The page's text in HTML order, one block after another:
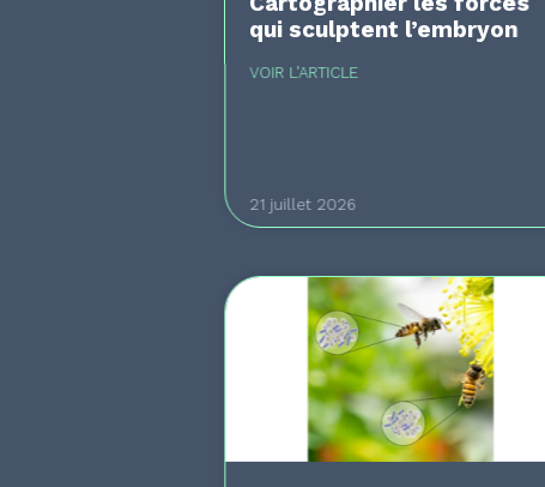
qui sculptent l’embryon
VOIR L'ARTICLE
21 juillet 2026